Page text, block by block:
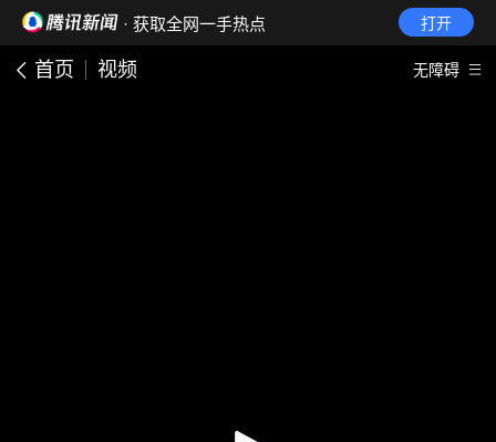
· 获取全网一手热点 打开
首页 视频 无障碍